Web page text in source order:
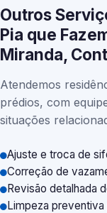
Outros
Pia que
Miranda,
Atendemos
prédios, com
situações
Ajuste e troca de
Correção de
Revisão detalhada
Limpeza